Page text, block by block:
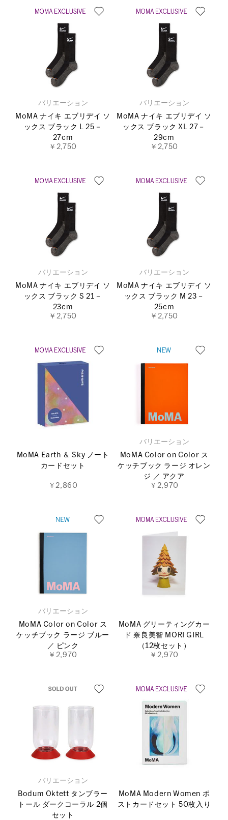
バリエーション
MoMA ナイキ エブリデイ ソ
ックス ブラック L 25－
27cm
￥2,750
バリエーション
MoMA ナイキ エブリデイ ソ
ックス ブラック XL 27－
29cm
￥2,750
バリエーション
MoMA ナイキ エブリデイ ソ
ックス ブラック S 21－
23cm
￥2,750
バリエーション
MoMA ナイキ エブリデイ ソ
ックス ブラック M 23－
25cm
￥2,750
MoMA Earth ＆ Sky ノート
カードセット
￥2,860
バリエーション
MoMA Color on Color ス
ケッチブック ラージ オレン
ジ ／ アクア
￥2,970
バリエーション
MoMA Color on Color ス
ケッチブック ラージ ブルー
／ ピンク
￥2,970
MoMA グリーティングカー
ド 奈良美智 MORI GIRL
（12枚セット）
￥2,970
バリエーション
Bodum Oktett タンブラー
トール ダークコーラル 2個
セット
MoMA Modern Women ポ
ストカードセット 50枚入り